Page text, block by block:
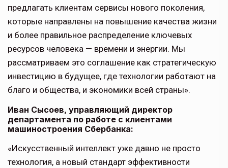
предлагать клиентам сервисы нового поколения,
которые направлены на повышение качества жизни
и более правильное распределение ключевых
ресурсов человека — времени и энергии. Мы
рассматриваем это соглашение как стратегическую
инвестицию в будущее, где технологии работают на
благо и общества, и экономики всей страны».
Иван Сысоев, управляющий директор
департамента по работе с клиентами
машиностроения Сбербанка:
«Искусственный интеллект уже давно не просто
технология, а новый стандарт эффективности